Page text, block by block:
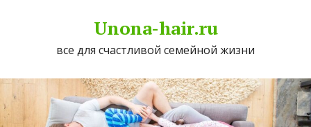
Unona-hair.ru
все для счастливой семейной жизни